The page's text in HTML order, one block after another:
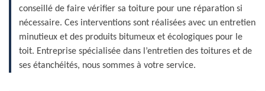
conseillé de faire vérifier sa toiture pour une réparation si
nécessaire. Ces interventions sont réalisées avec un entretien
minutieux et des produits bitumeux et écologiques pour le
toit. Entreprise spécialisée dans l’entretien des toitures et de
ses étanchéités, nous sommes à votre service.